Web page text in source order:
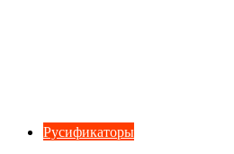
Русификаторы